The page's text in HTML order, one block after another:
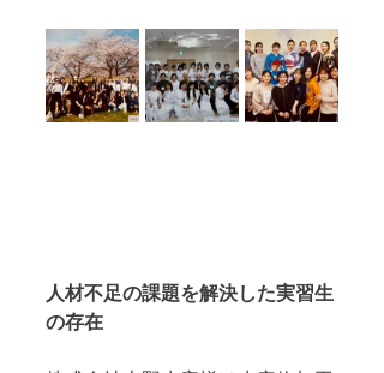
人材不足の課題を解決した実習生
の存在